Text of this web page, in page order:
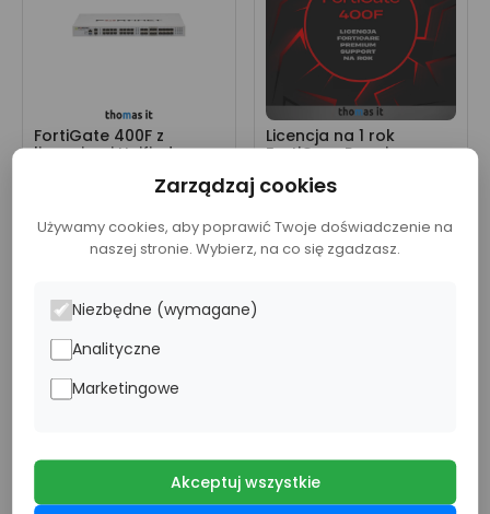
Zarządzaj cookies
Używamy cookies, aby poprawić Twoje doświadczenie na
naszej stronie. Wybierz, na co się zgadzasz.
Niezbędne (wymagane)
Analityczne
Marketingowe
Akceptuj wszystkie
FortiGate 400F z
licencjami Unified
(UTP) na 5 lat (FG-
298 463,47 zł
Licencja na 1 rok
FortiCare Premium
400F (FC-10-0400F-
14 784,32 zł